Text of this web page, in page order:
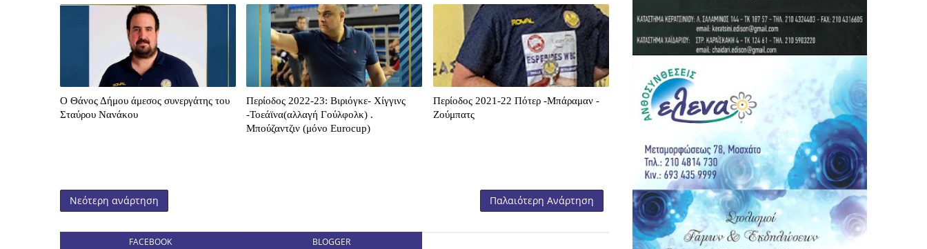
O Θάνος Δήμου άμεσος συνεργάτης του
Σταύρου Νανάκου
Περίοδος 2022-23: Βιριόγκε- Χίγγινς
-Τοεάϊνα(αλλαγή Γούλφολκ) .
Μπούζαντζιν (μόνο Eurocup)
Περίοδος 2021-22 Πότερ -Μπάραμαν -
Ζούμπατς
Νεότερη ανάρτηση Παλαιότερη Ανάρτηση
FACEBOOK BLOGGER